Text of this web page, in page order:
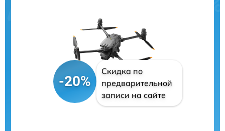
-20%
Скидка по
предварительной
записи на сайте